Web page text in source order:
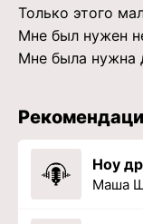
Только этого
Мне был нужен
Мне была нужна
Ноу
Маша